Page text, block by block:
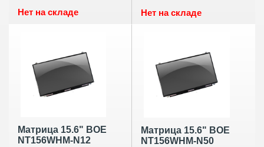
Нет на складе
Нет на складе
Матрица 15.6" BOE
NT156WHM-N12
Матрица 15.6" BOE
NT156WHM-N50